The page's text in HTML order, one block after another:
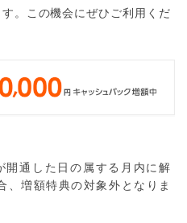
。この機会にぜひご利用くだ
通した日の属する月内に解
、増額特典の対象外となりま